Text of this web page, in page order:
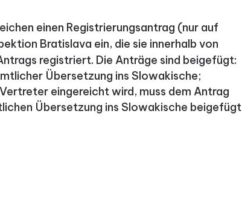
einen Registrierungsantrag (nur auf
Bratislava ein, die sie innerhalb von
registriert. Die Anträge sind beigefügt:
Übersetzung ins Slowakische;
eingereicht wird, muss dem Antrag
Übersetzung ins Slowakische beigefügt